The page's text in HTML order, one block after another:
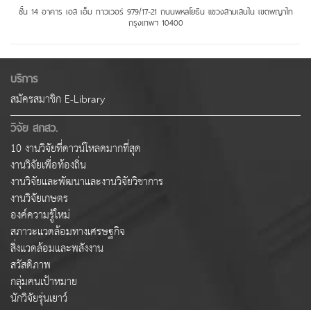
ชั้น 14 อาคาร เอส เอ็ม ทาวเวอร์ 979/17-21 ถนนพหลโยธิน แขวงสามเสนใน เขตพญาไท
กรุงเทพฯ 10400
บริการ
สมัครสมาชิก E-Library
วิจัย สกสว.
10 งานวิจัยที่ดาวน์โหลดมากที่สุด
งานวิจัยเพื่อท้องถิ่น
งานวิจัยและพัฒนาและงานวิจัยวิชาการ
งานวิจัยเกษตร
องค์ความรู้ใหม่
สภาวะแวดล้อมทางเศรษฐกิจ
สิ่งแวดล้อมและพลังงาน
สวัสดิภาพ
กลุ่มคนเป้าหมาย
นักวิจัยรุ่นเยาว์